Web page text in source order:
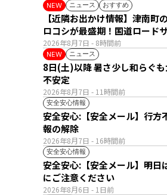
NEW ニュース おすすめ
2026年8月7日 - 8時間前
【近隣お出かけ情報】津南町
ロコシが最盛期！国道ロード
直売所は朝から長い列
NEW ニュース
2026年8月7日 - 11時間前
8日(土)以降 暑さ少し和らぐも大気は
不安定
安全安心情報
2026年8月7日 - 16時間前
安全安心:【安全メール】行方
報の解除
安全安心情報
2026年8月6日 - 1日前
安全安心:【安全メール】明日
にご注意ください